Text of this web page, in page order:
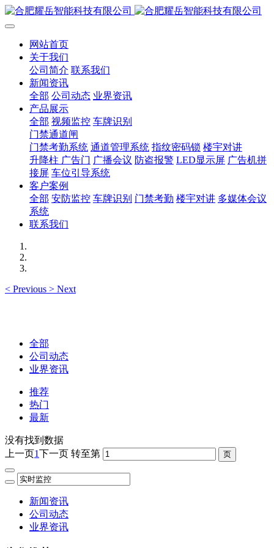
网站首页
关于我们
公司简介 联系我们
新闻资讯
全部 公司动态 业界资讯
产品展示
全部 视频监控 车牌识别
门禁通道闸
门禁考勤系统 通道管理系统 指纹密码锁 楼宇对讲
升降柱 广告门 广播会议 防盗报警 LED显示屏 广告机拼
接屏 车位引导系统
客户案例
全部 安防监控 车牌识别 门禁考勤 楼宇对讲 多媒体会议
系统
联系我们
< Previous > Next
全部
公司动态
业界资讯
推荐
热门
最新
没有找到数据
上一页1下一页 转至第
新闻资讯
公司动态
业界资讯